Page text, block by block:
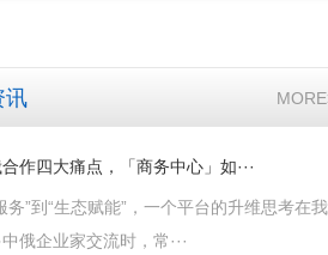
讯
作四大痛点，「商务中心」如···
务”到“生态赋能”，一个平台的升维思考在我
俄企业家交流时，常···